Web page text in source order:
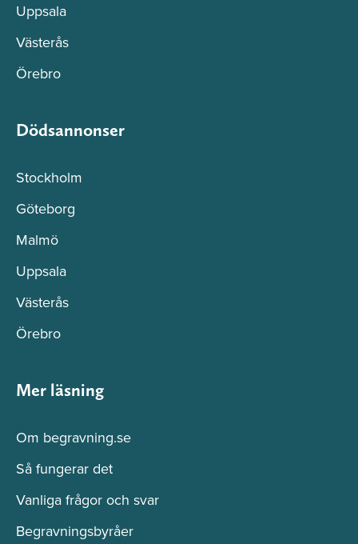
Uppsala
Västerås
Örebro
Dödsannonser
Stockholm
Göteborg
Malmö
Uppsala
Västerås
Örebro
Mer läsning
Om begravning.se
Så fungerar det
Vanliga frågor och svar
Begravningsbyråer